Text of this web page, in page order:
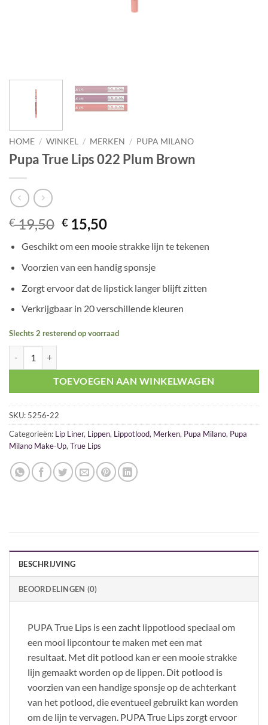
HOME / WINKEL / MERKEN / PUPA MILANO
Pupa True Lips 022 Plum Brown
€19,50 Oorspronkelijke
prijs
was:
€ 19,50.
€ 15,50Huidige
is:
€ 15,50.
Geschikt om een mooie strakke lijn te tekenen
Voorzien van een handig sponsje
Zorgt ervoor dat de lipstick langer blijft zitten
Verkrijgbaar in 20 verschillende kleuren
Slechts 2 resterend op voorraad
TOEVOEGEN AAN WINKELWAGEN
SKU: 5256-22
Categorieën: Lip Liner, Lippen, Lippotlood, Merken, Pupa Milano, Pupa
Milano Make-Up, True Lips
BESCHRIJVING
BEOORDELINGEN (0)
PUPA True Lips is een zacht lippotlood speciaal om
een mooi lipcontour te maken met een mat
resultaat. Met dit potlood kan er een mooie strakke
lijn gemaakt worden op de lippen. Dit potlood is
voorzien van een handige sponsje op de achterkant
van het potlood, die eventueel gebruikt kan worden
om de lijn te vervagen. PUPA True Lips zorgt ervoor